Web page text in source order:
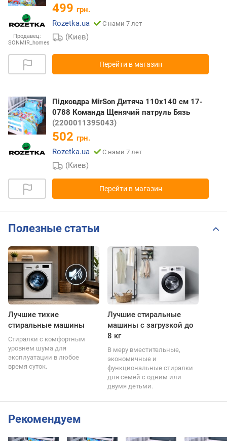
Продавец:
SONMIR_homes
499 грн.
Rozetka.ua
С нами 7 лет
(Киев)
Перейти в магазин
Підковдра MirSon Дитяча 110х140 см 17-
0788 Команда Щенячий патруль Бязь
(2200011395043)
502 грн.
Rozetka.ua
С нами 7 лет
(Киев)
Перейти в магазин
Полезные статьи
Лучшие тихие
стиральные машины
Стиралки с комфортным
уровнем шума для
эксплуатации в любое
время суток.
Лучшие стиральные
машины с загрузкой до
8 кг
В меру вместительные,
экономичные и
функциональные стиралки
для семей с одним или
двумя детьми.
Рекомендуем